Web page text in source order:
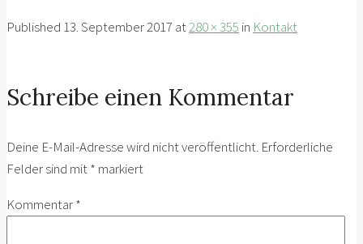
Published 13. September 2017 at280 × 355 in Kontakt
Schreibe einen Kommentar
Deine E-Mail-Adresse wird nicht veröffentlicht. Erforderliche
Felder sind mit* markiert
Kommentar*